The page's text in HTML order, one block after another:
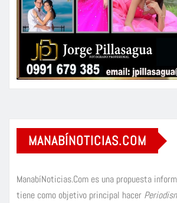
MANABÍNOTICIAS.COM
ManabíNoticias.Com es una propuesta
tiene como objetivo principal hacer